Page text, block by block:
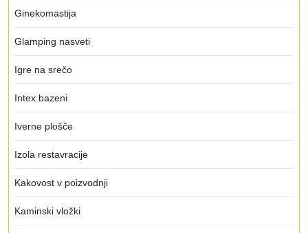
Ginekomastija
Glamping nasveti
Igre na srečo
Intex bazeni
Iverne plošče
Izola restavracije
Kakovost v poizvodnji
Kaminski vložki